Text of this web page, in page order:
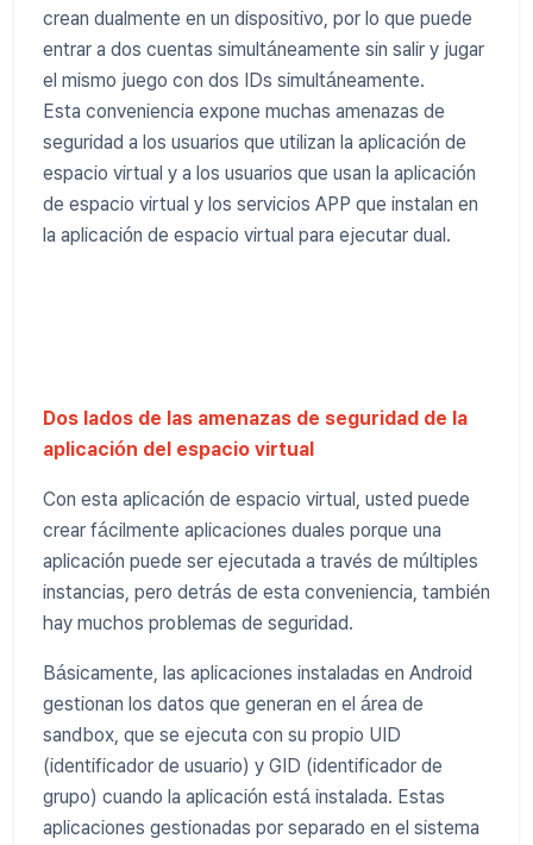
crean dualmente en un dispositivo, por lo que puede
entrar a dos cuentas simultáneamente sin salir y jugar
el mismo juego con dos IDs simultáneamente.
Esta conveniencia expone muchas amenazas de
seguridad a los usuarios que utilizan la aplicación de
espacio virtual y a los usuarios que usan la aplicación
de espacio virtual y los servicios APP que instalan en
la aplicación de espacio virtual para ejecutar dual.
Dos lados de las amenazas de seguridad de la
aplicación del espacio virtual
Con esta aplicación de espacio virtual, usted puede
crear fácilmente aplicaciones duales porque una
aplicación puede ser ejecutada a través de múltiples
instancias, pero detrás de esta conveniencia, también
hay muchos problemas de seguridad.
Básicamente, las aplicaciones instaladas en Android
gestionan los datos que generan en el área de
sandbox, que se ejecuta con su propio UID
(identificador de usuario) y GID (identificador de
grupo) cuando la aplicación está instalada. Estas
aplicaciones gestionadas por separado en el sistema